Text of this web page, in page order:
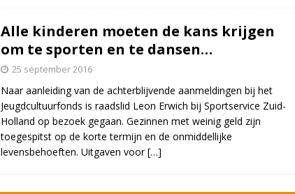
Alle kinderen moeten de kans krijgen
om te sporten en te dansen…
25 september 2016
Naar aanleiding van de achterblijvende aanmeldingen bij het
Jeugdcultuurfonds is raadslid Leon Erwich bij Sportservice Zuid-
Holland op bezoek gegaan. Gezinnen met weinig geld zijn
toegespitst op de korte termijn en de onmiddellijke
levensbehoeften. Uitgaven voor[…]